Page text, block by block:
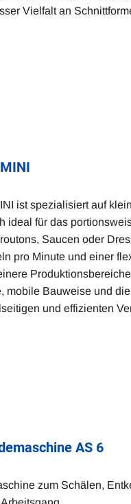
Vielfalt an
ist spezialisiert auf
ideal für das
Saucen oder
pro Minute und einer
mobile Bauweise und
und effizienten
AS 6
zum Schälen,